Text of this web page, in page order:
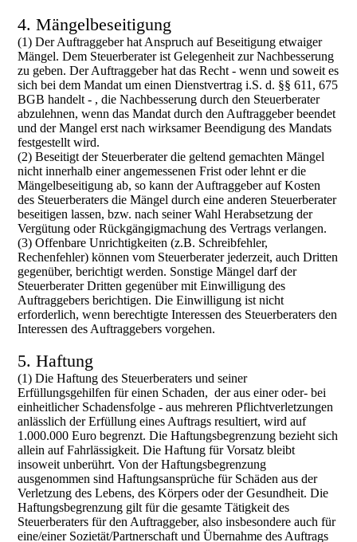
4. Mängelbeseitigung
(1) Der Auftraggeber hat Anspruch auf Beseitigung etwaiger
Mängel. Dem Steuerberater ist Gelegenheit zur Nachbesserung
zu geben. Der Auftraggeber hat das Recht - wenn und soweit es
sich bei dem Mandat um einen Dienstvertrag i.S. d. §§ 611, 675
BGB handelt - , die Nachbesserung durch den Steuerberater
abzulehnen, wenn das Mandat durch den Auftraggeber beendet
und der Mangel erst nach wirksamer Beendigung des Mandats
festgestellt wird.
(2) Beseitigt der Steuerberater die geltend gemachten Mängel
nicht innerhalb einer angemessenen Frist oder lehnt er die
Mängelbeseitigung ab, so kann der Auftraggeber auf Kosten
des Steuerberaters die Mängel durch eine anderen Steuerberater
beseitigen lassen, bzw. nach seiner Wahl Herabsetzung der
Vergütung oder Rückgängigmachung des Vertrags verlangen.
(3) Offenbare Unrichtigkeiten (z.B. Schreibfehler,
Rechenfehler) können vom Steuerberater jederzeit, auch Dritten
gegenüber, berichtigt werden. Sonstige Mängel darf der
Steuerberater Dritten gegenüber mit Einwilligung des
Auftraggebers berichtigen. Die Einwilligung ist nicht
erforderlich, wenn berechtigte Interessen des Steuerberaters den
Interessen des Auftraggebers vorgehen.
5. Haftung
(1) Die Haftung des Steuerberaters und seiner
Erfüllungsgehilfen für einen Schaden, der aus einer oder- bei
einheitlicher Schadensfolge - aus mehreren Pflichtverletzungen
anlässlich der Erfüllung eines Auftrags resultiert, wird auf
1.000.000 Euro begrenzt. Die Haftungsbegrenzung bezieht sich
allein auf Fahrlässigkeit. Die Haftung für Vorsatz bleibt
insoweit unberührt. Von der Haftungsbegrenzung
ausgenommen sind Haftungsansprüche für Schäden aus der
Verletzung des Lebens, des Körpers oder der Gesundheit. Die
Haftungsbegrenzung gilt für die gesamte Tätigkeit des
Steuerberaters für den Auftraggeber, also insbesondere auch für
eine/einer Sozietät/Partnerschaft und Übernahme des Auftrags